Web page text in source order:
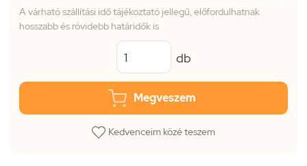
A várható szállítási idő tájékoztató jellegű, előfordulhatnak
hosszabb és rövidebb határidők is
db
Megveszem
Kedvenceim közé teszem